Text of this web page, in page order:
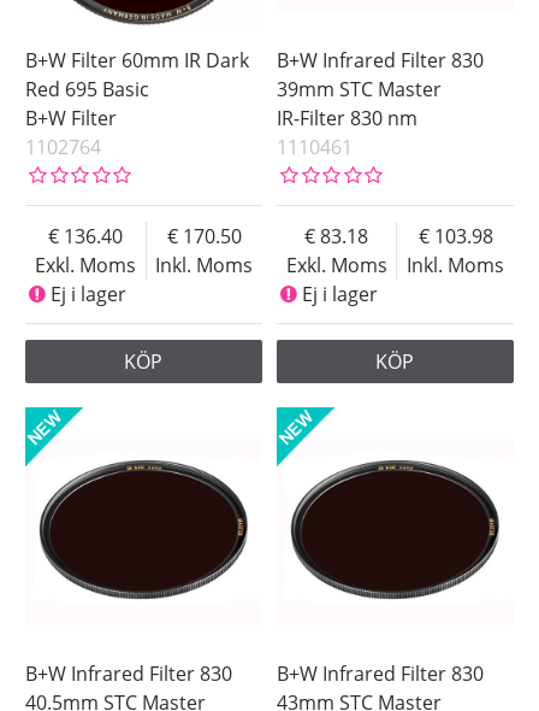
B+W Filter 60mm IR Dark
Red 695 Basic
B+W Filter
1102764
Exkl. Moms
136.40
Inkl. Moms
170.50
Ej i lager
KÖP
B+W Infrared Filter 830
39mm STC Master
IR-Filter 830 nm
1110461
Exkl. Moms
83.18
Inkl. Moms
103.98
Ej i lager
KÖP
B+W Infrared Filter 830
40.5mm STC Master
B+W Infrared Filter 830
43mm STC Master